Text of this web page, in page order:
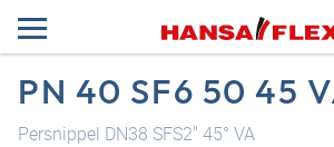
PN 40 SF6 50 45
Persnippel DN38 SFS2" 45° VA